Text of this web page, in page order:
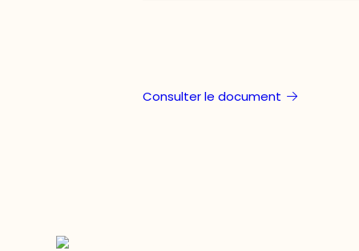
Consulter le document